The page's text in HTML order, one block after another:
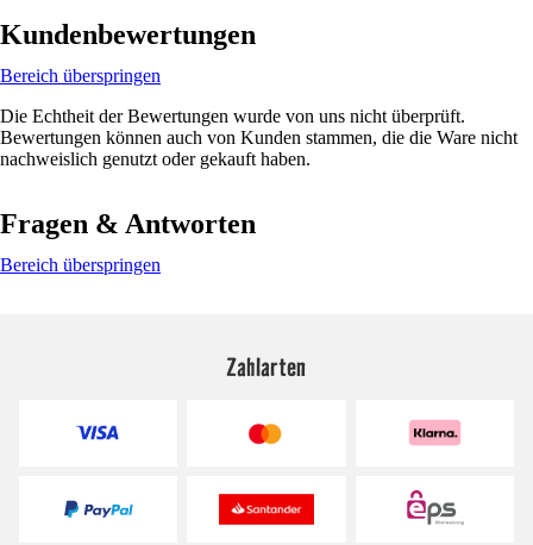
Kundenbewertungen
Bereich überspringen
Die Echtheit der Bewertungen wurde von uns nicht überprüft.
Bewertungen können auch von Kunden stammen, die die Ware nicht
nachweislich genutzt oder gekauft haben.
Fragen & Antworten
Bereich überspringen
Zahlarten